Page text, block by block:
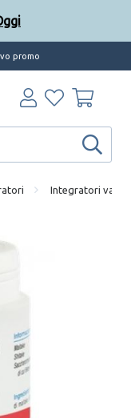
promo
Integratori vari